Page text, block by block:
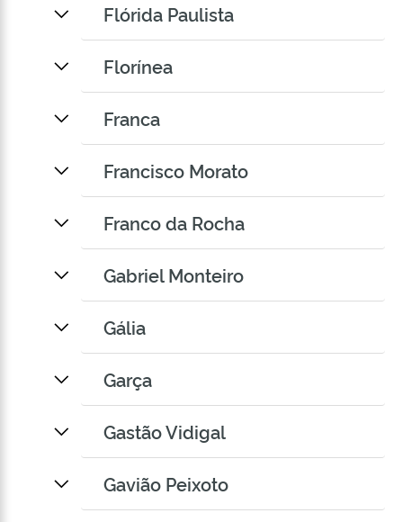
Flórida Paulista
Florínea
Franca
Francisco Morato
Franco da Rocha
Gabriel Monteiro
Gália
Garça
Gastão Vidigal
Gavião Peixoto